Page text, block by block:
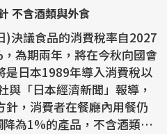
不含酒類與外食
)決議食品的消費稅率自2027
為期兩年，將在今秋向國會
是日本1989年導入消費稅以
，消費者在餐廳內用餐仍
為1%的產品，不含酒類與